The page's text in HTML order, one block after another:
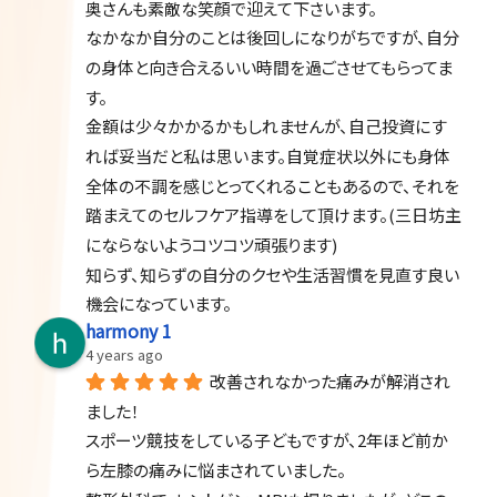
奥さんも素敵な笑顔で迎えて下さいます。
なかなか自分のことは後回しになりがちですが、自分
の身体と向き合えるいい時間を過ごさせてもらってま
す。
金額は少々かかるかもしれませんが、自己投資にす
れば妥当だと私は思います。自覚症状以外にも身体
全体の不調を感じとってくれることもあるので、それを
踏まえてのセルフケア指導をして頂けます。(三日坊主
にならないようコツコツ頑張ります)
知らず、知らずの自分のクセや生活習慣を見直す良い
機会になっています。
harmony 1
4 years ago
改善されなかった痛みが解消され
ました！
スポーツ競技をしている子どもですが、2年ほど前か
ら左膝の痛みに悩まされていました。